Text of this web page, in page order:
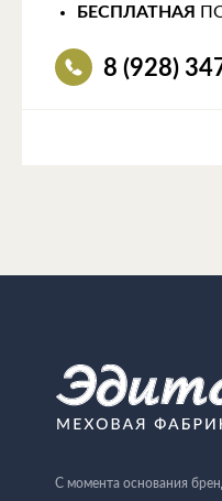
БЕСПЛАТНАЯ
8 (928)
С момента основания